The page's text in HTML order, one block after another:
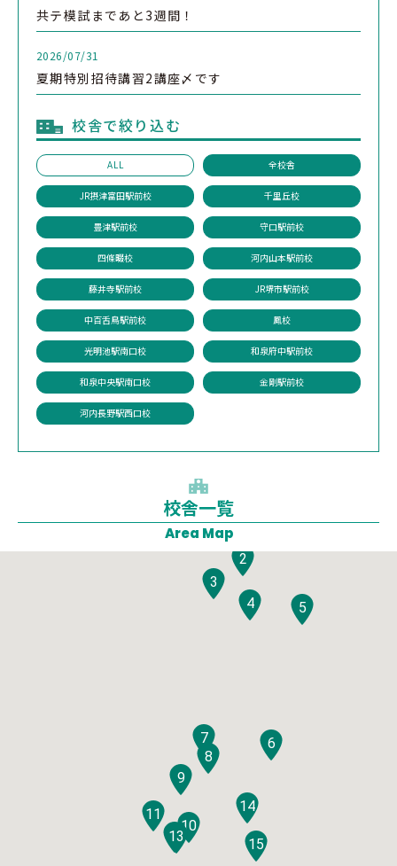
共テ模試まであと3週間！
2026/07/31
夏期特別招待講習2講座〆です
校舎で絞り込む
ALL 全校舎
JR摂津富田駅前校 千里丘校
豊津駅前校 守口駅前校
四條畷校 河内山本駅前校
藤井寺駅前校 JR堺市駅前校
中百舌鳥駅前校 鳳校
光明池駅南口校 和泉府中駅前校
和泉中央駅南口校 金剛駅前校
河内長野駅西口校
校舎一覧
Area Map
1
2
3
4
5
6
7
8
9
10
11
12
13
14
15